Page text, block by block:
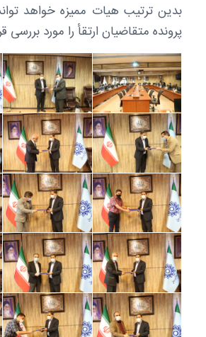
بدین ترتیب هیات ممیزه خواهد
پرونده متقاضیان ارتقأ را مورد بررسی